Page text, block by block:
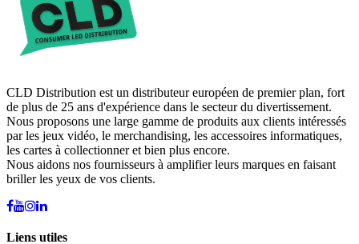
CLD Distribution est un distributeur européen de premier plan, fort
de plus de 25 ans d'expérience dans le secteur du divertissement.
Nous proposons une large gamme de produits aux clients intéressés
par les jeux vidéo, le merchandising, les accessoires informatiques,
les cartes à collectionner et bien plus encore.
Nous aidons nos fournisseurs à amplifier leurs marques en faisant
briller les yeux de vos clients.
Liens utiles